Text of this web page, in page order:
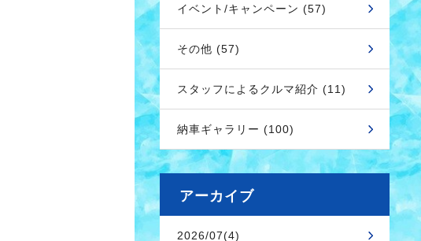
イベント/キャンペーン (57)
その他 (57)
スタッフによるクルマ紹介 (11)
納車ギャラリー (100)
アーカイブ
2026/07(4)